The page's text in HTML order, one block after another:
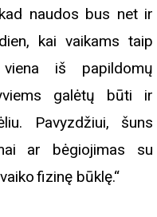
naudos bus net ir
kai vaikams taip
iš papildomų
galėtų būti ir
Pavyzdžiui, šuns
ar bėgiojimas su
fizinę būklę.“